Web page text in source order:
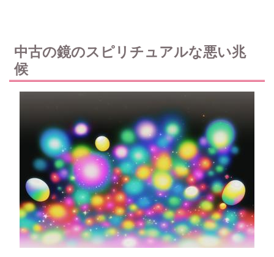
中古の鏡のスピリチュアルな悪い兆
候